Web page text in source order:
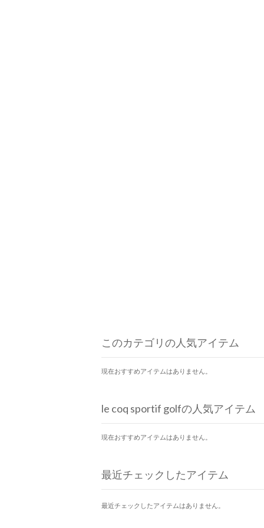
このカテゴリの人気アイテム
現在おすすめアイテムはありません。
le coq sportif golfの人気アイテム
現在おすすめアイテムはありません。
最近チェックしたアイテム
最近チェックしたアイテムはありません。